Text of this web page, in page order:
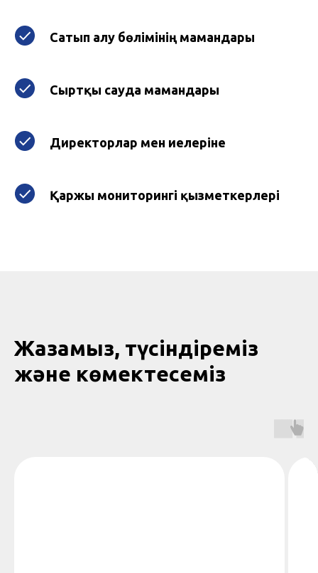
Сатып алу бөлімінің мамандары
Сыртқы сауда мамандары
Директорлар мен иелеріне
Қаржы мониторингі қызметкерлері
Жазамыз, түсіндіреміз
және көмектесеміз